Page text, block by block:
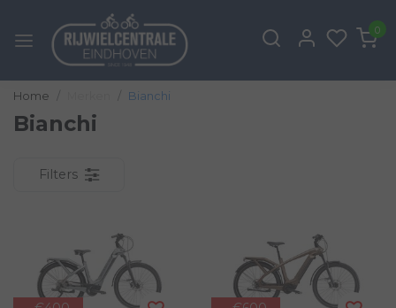
0
Home Bianchi
Bianchi
Filters